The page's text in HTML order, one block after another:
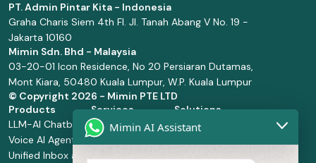
PT. Admin Pintar Kita - Indonesia
Graha Charis Siem 4th Fl. Jl. Tanah Abang V No. 19 -
Jakarta 10160
Mimin Sdn. Bhd - Malaysia
03-20-01 Icon Residence, No 20 Persiaran Dutamas,
Mont Kiara, 50480 Kuala Lumpur, W.P. Kuala Lumpur
© Copyright 2026 - Mimin PTE LTD
Products
LLM-AI Chatbot
Voice AI Agents
Unified Inbox and
Services
Solution Design
and
Solutions
Retail and
Mimin AI Assistant